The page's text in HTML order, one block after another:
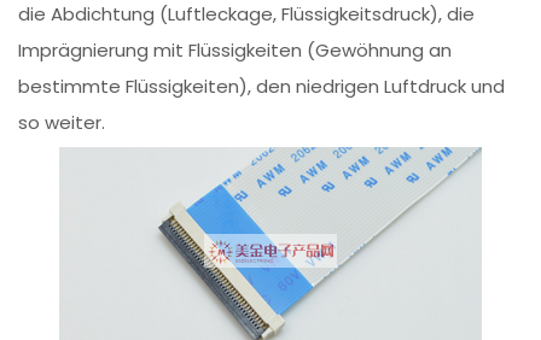
die Abdichtung (Luftleckage, Flüssigkeitsdruck), die
Imprägnierung mit Flüssigkeiten (Gewöhnung an
bestimmte Flüssigkeiten), den niedrigen Luftdruck und
so weiter.